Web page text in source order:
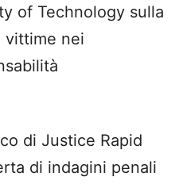
of Technology sulla
vittime nei
di Justice Rapid
di indagini penali